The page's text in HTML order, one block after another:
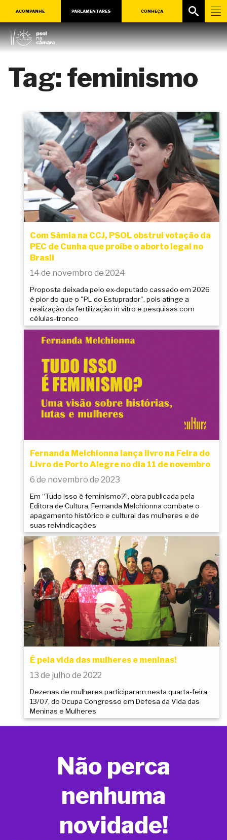
ACOMPANHE PARLAMENTARES CONHEÇA
Tag:feminismo
Com Sâmia na CCJ, PSOL obstrui votação da
PEC de Cunha que proíbe o aborto legal no
Brasil
14 de novembro de 2024
Proposta deixada pelo ex-deputado cassado em 2026
é pior do que o "PL do Estuprador", pois atinge a
realização da fertilização in vitro e pesquisas com
células-tronco
Fernanda Melchionna lança livro na Feira do
Livro de Porto Alegre no dia 11 de novembro
6 de novembro de 2023
Em “Tudo isso é feminismo?”, obra publicada pela
Editora de Cultura, Fernanda Melchionna combate o
apagamento histórico e cultural das mulheres e de
suas reivindicações
É pela vida das mulheres e meninas!
13 de julho de 2022
Dezenas de mulheres participaram nesta quarta-feira,
13/07, do Ocupa Congresso em Defesa da Vida das
Meninas e Mulheres
Não perca
nenhuma
novidade!